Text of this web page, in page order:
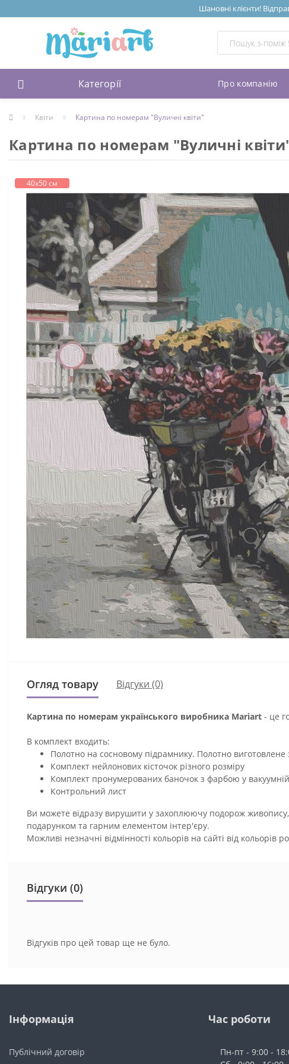
Шановні клієнти!
Категорії Про компанію
Квіти Картина по номерам "Вуличні квіти"
Картина по номерам "Вуличні
40х50 см
Огляд товару Відгуки (0)
Картина по номерам українського виробника Mariart - це
В комплект входить:
Полотно на сосновому підрамнику. Полотно виготовлене
Комплект нейлонових кісточок різного розміру
Комплект пронумерованих баночок з фарбою у вакуумній
Контрольний лист
Ви можете відразу вирушити у захоплюючу подорож
подарунком та гарним елементом інтер'єру.
Можливі незначні відмінності кольорів на сайті від кольорів
Відгуки (0)
Відгуків про цей товар ще не було.
Інформація
Публічний договір
Час роботи
Пн-пт - 9:00 -